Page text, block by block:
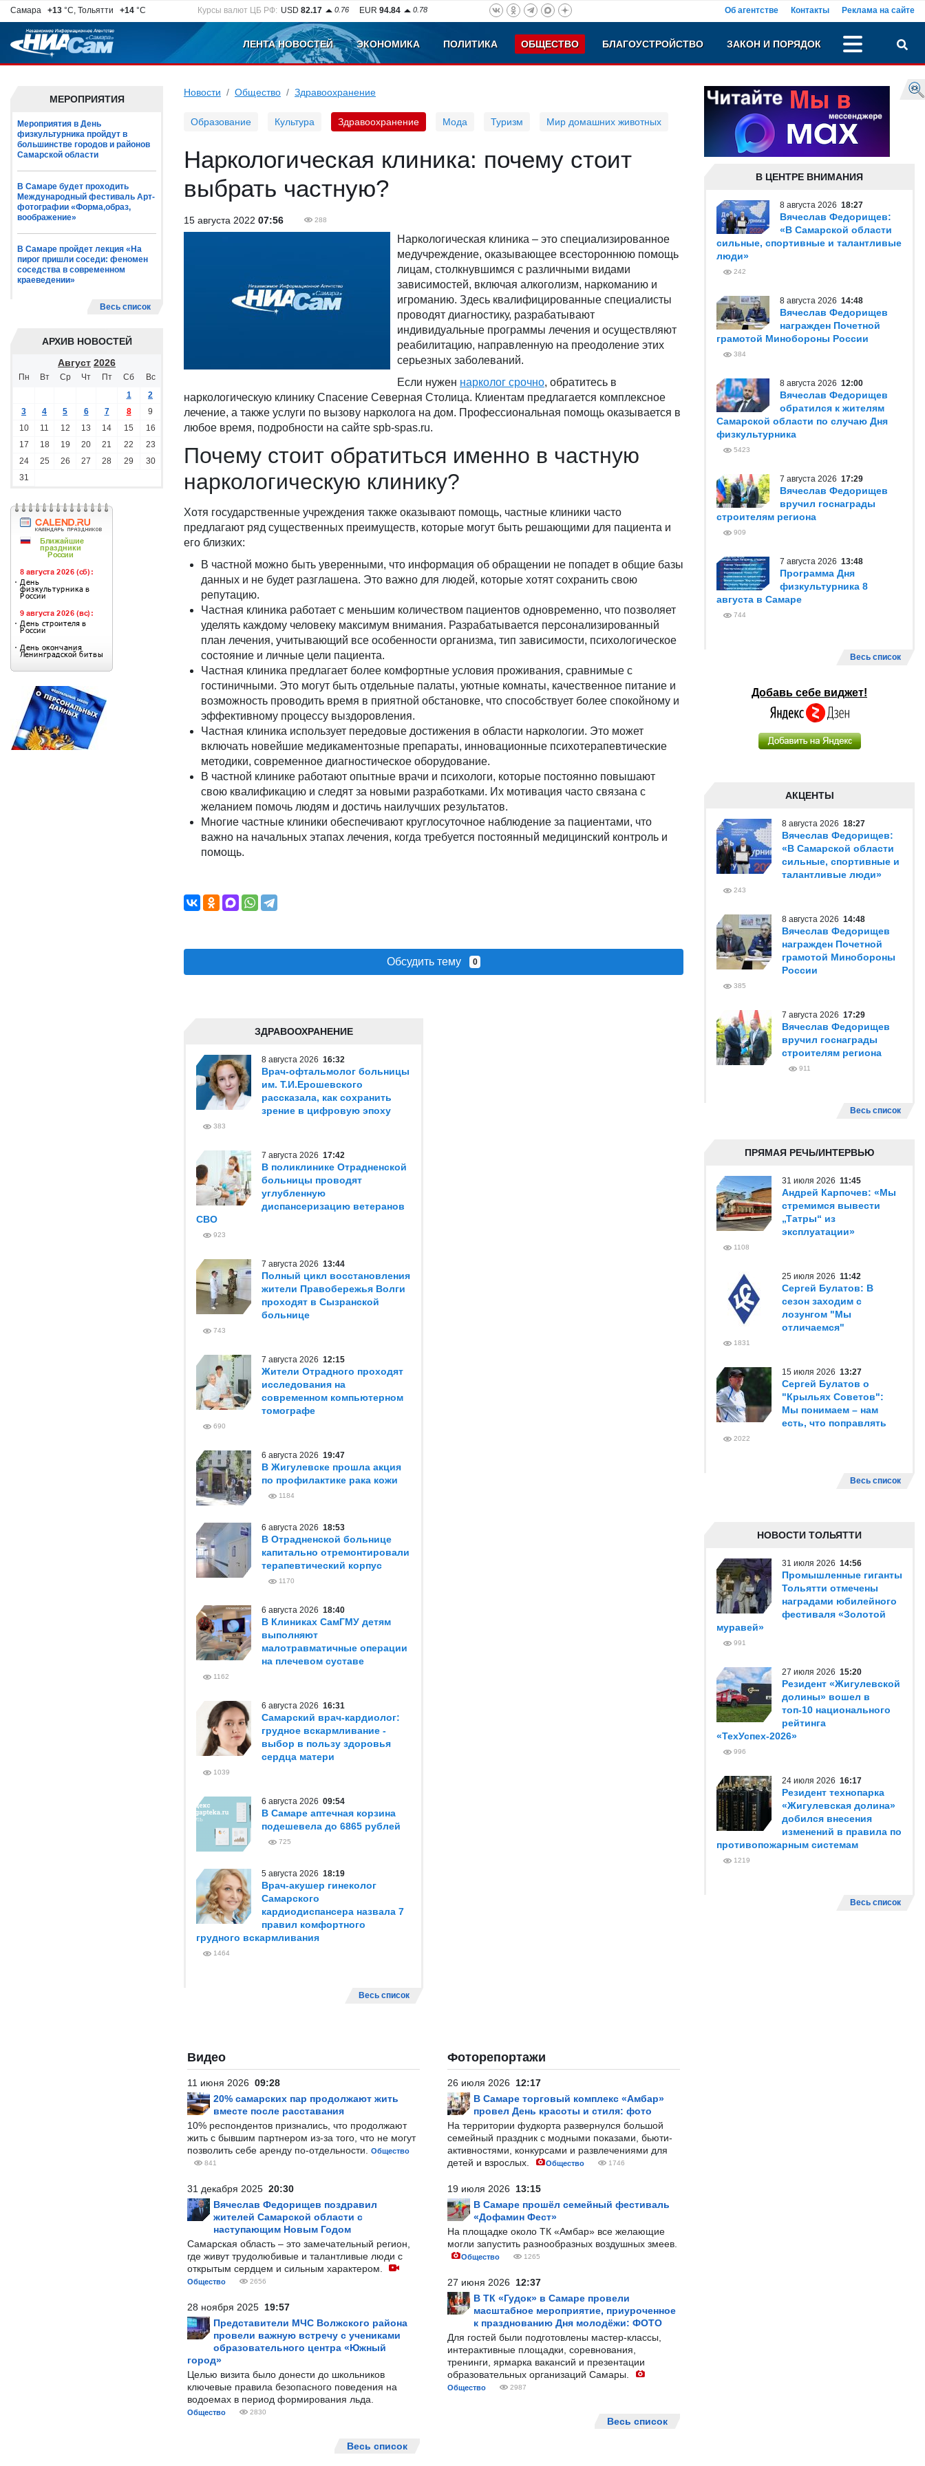
Самара +13 °C, Тольятти +14 °C Курсы валют ЦБ РФ: USD 82.17 0.76 EUR 94.84 0.78 Об агентстве Контакты Реклама на сайте
ЛЕНТА НОВОСТЕЙ ЭКОНОМИКА ПОЛИТИКА ОБЩЕСТВО БЛАГОУСТРОЙСТВО ЗАКОН И ПОРЯДОК
МЕРОПРИЯТИЯ
Мероприятия в День
физкультурника пройдут в
большинстве городов и районов
Самарской области
В Самаре будет проходить
Международный фестиваль Арт-
фотографии «Форма,образ,
воображение»
В Самаре пройдет лекция «На
пирог пришли соседи: феномен
соседства в современном
краеведении»
Весь список
АРХИВ НОВОСТЕЙ
Август 2026
Пн Вт Ср Чт Пт Сб
Вс
1
2
3
4 5 6 7 8
9
10
11 12 13 14 15
16
17
18 19 20 21 22
23
24
25 26 27 28 29
30
31
Новости Общество Здравоохранение
Образование Культура Здравоохранение Мода Туризм Мир домашних животных
Наркологическая клиника: почему стоит
выбрать частную?
15 августа 2022 07:56 288
Наркологическая клиника – это специализированное
медучреждение, оказывающее всестороннюю помощь
лицам, столкнувшимся с различными видами
зависимостей, включая алкоголизм, наркоманию и
игроманию. Здесь квалифицированные специалисты
проводят диагностику, разрабатывают
индивидуальные программы лечения и осуществляют
реабилитацию, направленную на преодоление этих
серьезных заболеваний.
Если нужен нарколог срочно, обратитесь в
наркологическую клинику Спасение Северная Столица. Клиентам предлагается комплексное
лечение, а также услуги по вызову нарколога на дом. Профессиональная помощь оказывается в
любое время, подробности на сайте spb-spas.ru.
Почему стоит обратиться именно в частную
наркологическую клинику?
Хотя государственные учреждения также оказывают помощь, частные клиники часто
предлагают ряд существенных преимуществ, которые могут быть решающими для пациента и
его близких:
В частной можно быть уверенными, что информация об обращении не попадет в общие базы
данных и не будет разглашена. Это важно для людей, которые хотят сохранить свою
репутацию.
Частная клиника работает с меньшим количеством пациентов одновременно, что позволяет
уделять каждому человеку максимум внимания. Разрабатывается персонализированный
план лечения, учитывающий все особенности организма, тип зависимости, психологическое
состояние и личные цели пациента.
Частная клиника предлагает более комфортные условия проживания, сравнимые с
гостиничными. Это могут быть отдельные палаты, уютные комнаты, качественное питание и
возможность проводить время в приятной обстановке, что способствует более спокойному и
эффективному процессу выздоровления.
Частная клиника использует передовые достижения в области наркологии. Это может
включать новейшие медикаментозные препараты, инновационные психотерапевтические
методики, современное диагностическое оборудование.
В частной клинике работают опытные врачи и психологи, которые постоянно повышают
свою квалификацию и следят за новыми разработками. Их мотивация часто связана с
желанием помочь людям и достичь наилучших результатов.
Многие частные клиники обеспечивают круглосуточное наблюдение за пациентами, что
важно на начальных этапах лечения, когда требуется постоянный медицинский контроль и
помощь.
Обсудить тему 0
ЗДРАВООХРАНЕНИЕ
8 августа 2026 16:32
Врач-офтальмолог больницы
им. Т.И.Ерошевского
рассказала, как сохранить
зрение в цифровую эпоху
383
7 августа 2026 17:42
В поликлинике Отрадненской
больницы проводят
углубленную
диспансеризацию ветеранов
СВО
923
7 августа 2026 13:44
Полный цикл восстановления
жители Правобережья Волги
проходят в Сызранской
больнице
743
7 августа 2026 12:15
Жители Отрадного проходят
исследования на
современном компьютерном
томографе
690
6 августа 2026 19:47
В Жигулевске прошла акция
по профилактике рака кожи
1184
6 августа 2026 18:53
В Отрадненской больнице
капитально отремонтировали
терапевтический корпус
1170
6 августа 2026 18:40
В Клиниках СамГМУ детям
выполняют
малотравматичные операции
на плечевом суставе
1162
6 августа 2026 16:31
Самарский врач-кардиолог:
грудное вскармливание -
выбор в пользу здоровья
сердца матери
1039
6 августа 2026 09:54
В Самаре аптечная корзина
подешевела до 6865 рублей
725
5 августа 2026 18:19
Врач-акушер гинеколог
Самарского
кардиодиспансера назвала 7
правил комфортного
грудного вскармливания
1464
Весь список
Видео
11 июня 2026 09:28
20% самарских пар продолжают жить
вместе после расставания
10% респондентов признались, что продолжают
жить с бывшим партнером из-за того, что не могут
позволить себе аренду по-отдельности.
Общество
841
31 декабря 2025 20:30
Вячеслав Федорищев поздравил
жителей Самарской области с
наступающим Новым Годом
Самарская область – это замечательный регион,
где живут трудолюбивые и талантливые люди с
открытым сердцем и сильным характером.
Общество 2656
28 ноября 2025 19:57
Представители МЧС Волжского района
провели важную встречу с учениками
образовательного центра «Южный
город»
Целью визита было донести до школьников
ключевые правила безопасного поведения на
водоемах в период формирования льда.
Общество 2830
Весь список
Фоторепортажи
26 июля 2026 12:17
В Самаре торговый комплекс «Амбар»
провел День красоты и стиля: фото
На территории фудкорта развернулся большой
семейный праздник с модными показами, бьюти-
активностями, конкурсами и развлечениями для
детей и взрослых.
Общество 1746
19 июля 2026 13:15
В Самаре прошёл семейный фестиваль
«Дофамин Фест»
На площадке около ТК «Амбар» все желающие
могли запустить разнообразных воздушных змеев.
Общество 1265
27 июня 2026 12:37
В ТК «Гудок» в Самаре провели
масштабное мероприятие, приуроченное
к празднованию Дня молодёжи: ФОТО
Для гостей были подготовлены мастер-классы,
интерактивные площадки, соревнования,
тренинги, ярмарка вакансий и презентации
образовательных организаций Самары.
Общество 2987
Весь список
В ЦЕНТРЕ ВНИМАНИЯ
8 августа 2026 18:27
Вячеслав Федорищев:
«В Самарской области
сильные, спортивные и талантливые
люди»
242
8 августа 2026 14:48
Вячеслав Федорищев
награжден Почетной
грамотой Минобороны России
384
8 августа 2026 12:00
Вячеслав Федорищев
обратился к жителям
Самарской области по случаю Дня
физкультурника
5423
7 августа 2026 17:29
Вячеслав Федорищев
вручил госнаграды
строителям региона
909
7 августа 2026 13:48
Программа Дня
физкультурника 8
августа в Самаре
744
Весь список
Добавь себе виджет!
АКЦЕНТЫ
8 августа 2026 18:27
Вячеслав Федорищев:
«В Самарской области
сильные, спортивные и
талантливые люди»
243
8 августа 2026 14:48
Вячеслав Федорищев
награжден Почетной
грамотой Минобороны
России
385
7 августа 2026 17:29
Вячеслав Федорищев
вручил госнаграды
строителям региона
911
Весь список
ПРЯМАЯ РЕЧЬ/ИНТЕРВЬЮ
31 июля 2026 11:45
Андрей Карпочев: «Мы
стремимся вывести
„Татры“ из
эксплуатации»
1108
25 июля 2026 11:42
Сергей Булатов: В
сезон заходим с
лозунгом "Мы
отличаемся"
1831
15 июля 2026 13:27
Сергей Булатов о
"Крыльях Советов":
Мы понимаем – нам
есть, что поправлять
2022
Весь список
НОВОСТИ ТОЛЬЯТТИ
31 июля 2026 14:56
Промышленные гиганты
Тольятти отмечены
наградами юбилейного
фестиваля «Золотой
муравей»
991
27 июля 2026 15:20
Резидент «Жигулевской
долины» вошел в
топ-10 национального
рейтинга
«ТехУспех-2026»
996
24 июля 2026 16:17
Резидент технопарка
«Жигулевская долина»
добился внесения
изменений в правила по
противопожарным системам
1219
Весь список